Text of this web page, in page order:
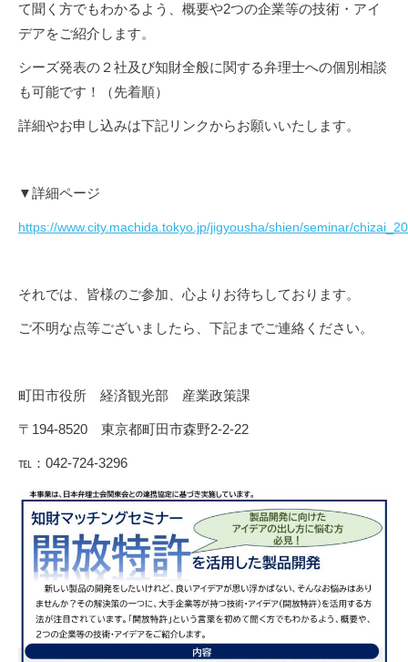
て聞く方でもわかるよう、概要や2つの企業等の技術・アイ
デアをご紹介します。
シーズ発表の２社及び知財全般に関する弁理士への個別相談
も可能です！（先着順）
詳細やお申し込みは下記リンクからお願いいたします。
▼詳細ページ
https://www.city.machida.tokyo.jp/jigyousha/shien/seminar/
それでは、皆様のご参加、心よりお待ちしております。
ご不明な点等ございましたら、下記までご連絡ください。
町田市役所 経済観光部 産業政策課
〒 194-8520 東京都町田市森野2-2-22
℡： 042-724-3296